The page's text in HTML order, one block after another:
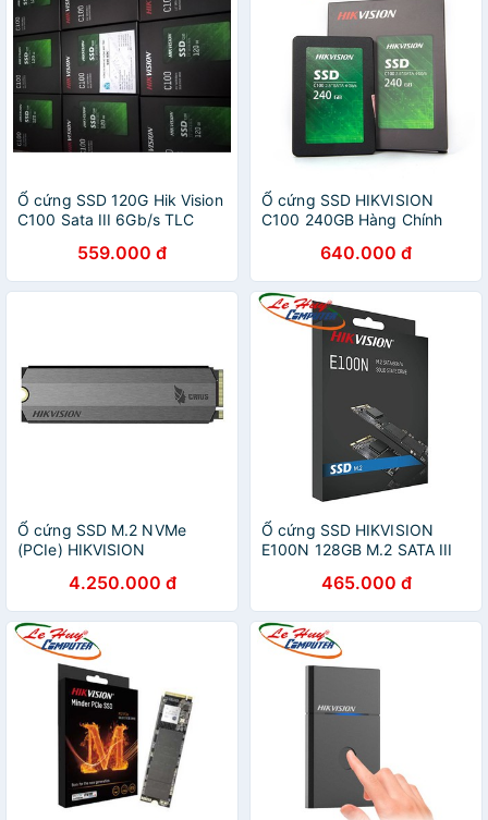
Ổ cứng SSD 120G Hik Vision
C100 Sata III 6Gb/s TLC
559.000 đ
Ổ cứng SSD HIKVISION
C100 240GB Hàng Chính
640.000 đ
Ổ cứng SSD M.2 NVMe
(PCIe) HIKVISION
Chính Hãng4.250.000 đ
Ổ cứng SSD HIKVISION
E100N 128GB M.2 SATA III
465.000 đ